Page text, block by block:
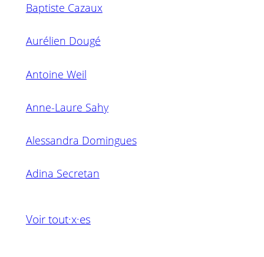
Baptiste Cazaux
Aurélien Dougé
Antoine Weil
Anne-Laure Sahy
Alessandra Domingues
Adina Secretan
Voir tout·x·es